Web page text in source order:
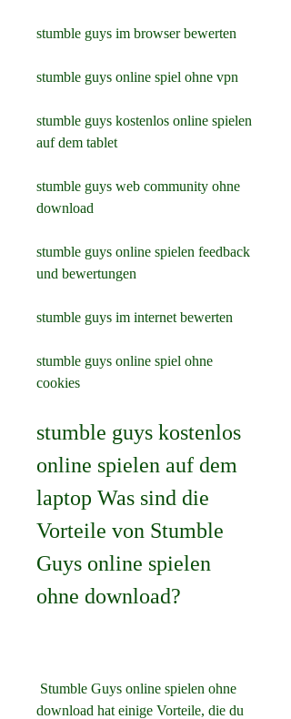
stumble guys im browser bewerten
stumble guys online spiel ohne vpn
stumble guys kostenlos online spielen
auf dem tablet
stumble guys web community ohne
download
stumble guys online spielen feedback
und bewertungen
stumble guys im internet bewerten
stumble guys online spiel ohne
cookies
stumble guys kostenlos
online spielen auf dem
laptop Was sind die
Vorteile von Stumble
Guys online spielen
ohne download?
download hat einige Vorteile, die du